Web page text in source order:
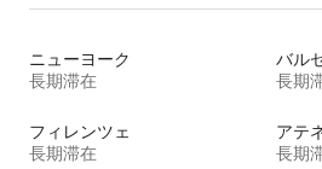
ニューヨーク
長期滞在
バル
長期
フィレンツェ
長期滞在
アテ
長期